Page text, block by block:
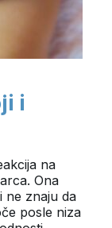
i
na
Ona
ne znaju da
posle niza